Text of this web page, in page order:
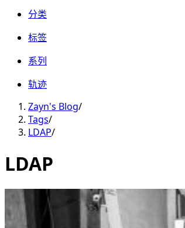
分类
标签
系列
轨迹
Zayn's Blog/
Tags/
LDAP/
LDAP